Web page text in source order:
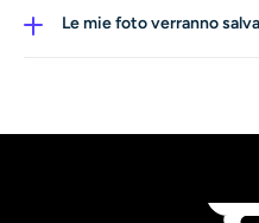
sistema analizzerà e
Le mie foto verranno